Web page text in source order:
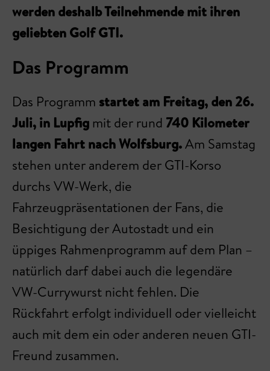
werden deshalb Teilnehmende mit ihren
geliebten Golf GTI.
Das Programm
Das Programm startet am Freitag, den 26.
Juli, in Lupfig mit der rund 740 Kilometer
langen Fahrt nach Wolfsburg.Am Samstag
stehen unter anderem der GTI-Korso
durchs VW-Werk, die
Fahrzeugpräsentationen der Fans, die
Besichtigung der Autostadt und ein
üppiges Rahmenprogramm auf dem Plan –
natürlich darf dabei auch die legendäre
VW-Currywurst nicht fehlen. Die
Rückfahrt erfolgt individuell oder vielleicht
auch mit dem ein oder anderen neuen GTI-
Freund zusammen.